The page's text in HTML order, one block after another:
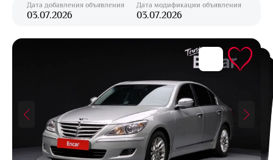
Дата добавления объявления
03.07.2026
Дата модификации объявления
03.07.2026